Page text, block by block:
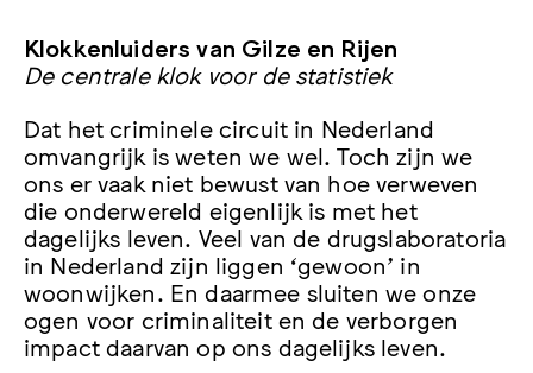
Klokkenluiders van Gilze en Rijen
De centrale klok voor de statistiek
Dat het criminele circuit in Nederland
omvangrijk is weten we wel. Toch zijn we
ons er vaak niet bewust van hoe verweven
die onderwereld eigenlijk is met het
dagelijks leven. Veel van de drugslaboratoria
in Nederland zijn liggen ‘gewoon’ in
woonwijken. En daarmee sluiten we onze
ogen voor criminaliteit en de verborgen
impact daarvan op ons dagelijks leven.